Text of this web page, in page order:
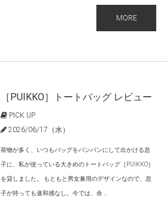
MORE
［PUIKKO］トートバッグ レビュー
PICK UP
2026/06/17（水）
荷物が多く、いつもバッグをパンパンにして出かける息
子に、私が使っている大きめのトートバッグ［PUIKKO］
を貸しました。 もともと男女兼用のデザインなので、息
子が持っても違和感なし。今では、余 ...